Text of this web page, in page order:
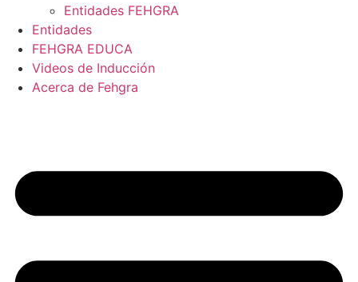
Entidades FEHGRA
Entidades
FEHGRA EDUCA
Videos de Inducción
Acerca de Fehgra